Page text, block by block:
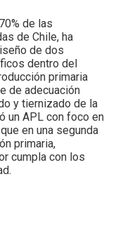
de las
de Chile, ha
de dos
dentro del
primaria
de adecuación
y tiernizado de la
un APL con foco en
en una segunda
primaria,
cumpla con los